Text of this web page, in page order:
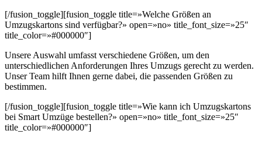
[/fusion_toggle][fusion_toggle title=»Welche Größen an
Umzugskartons sind verfügbar?» open=»no» title_font_size=»25″
title_color=»#000000″]
Unsere Auswahl umfasst verschiedene Größen, um den
unterschiedlichen Anforderungen Ihres Umzugs gerecht zu werden.
Unser Team hilft Ihnen gerne dabei, die passenden Größen zu
bestimmen.
[/fusion_toggle][fusion_toggle title=»Wie kann ich Umzugskartons
bei Smart Umzüge bestellen?» open=»no» title_font_size=»25″
title_color=»#000000″]